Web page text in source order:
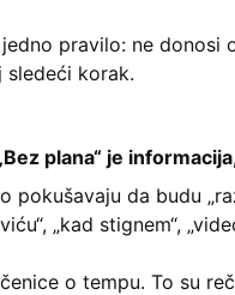
pravilo: ne donosi
sledeći korak.
plana“ je
pokušavaju da budu
„kad stignem“,
o tempu. To su